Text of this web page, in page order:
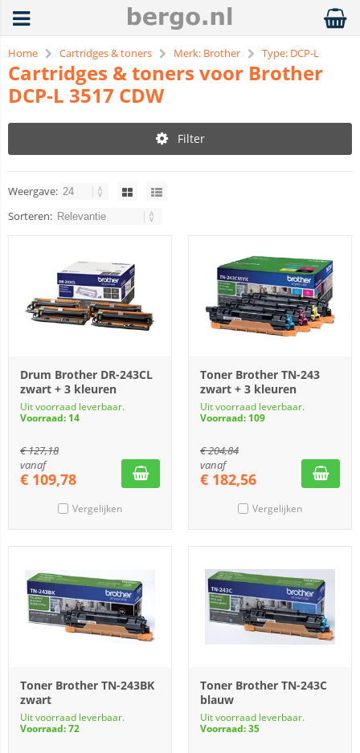
Home Cartridges & toners Merk: Brother Type: DCP-L
Cartridges & toners voor Brother
DCP-L 3517 CDW
Filter
Weergave:
Sorteren:
Drum Brother DR-243CL
zwart + 3 kleuren
Uit voorraad leverbaar.
Voorraad: 14
€127,18
vanaf
€ 109,78
Vergelijken
Toner Brother TN-243
zwart + 3 kleuren
Uit voorraad leverbaar.
Voorraad: 109
€204,84
vanaf
€ 182,56
Vergelijken
Toner Brother TN-243BK
zwart
Uit voorraad leverbaar.
Voorraad: 72
Toner Brother TN-243C
blauw
Uit voorraad leverbaar.
Voorraad: 35